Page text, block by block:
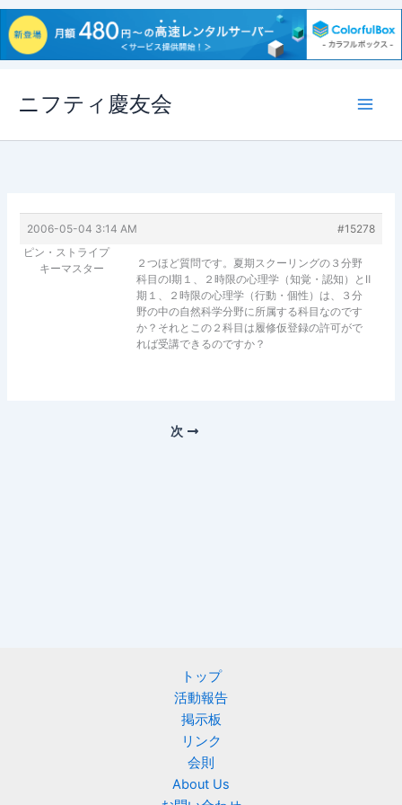
ス
ニフティ慶友会
2006-05-04 3:14 AM
#15278
ピン・ストライプ
キーマスター
２つほど質問です。夏期スクーリングの３分野
科目のⅠ期１、２時限の心理学（知覚・認知）とⅡ
期１、２時限の心理学（行動・個性）は、３分
野の中の自然科学分野に所属する科目なのです
か？それとこの２科目は履修仮登録の許可がで
れば受講できるのですか？
次
トップ
活動報告
掲示板
リンク
会則
About Us